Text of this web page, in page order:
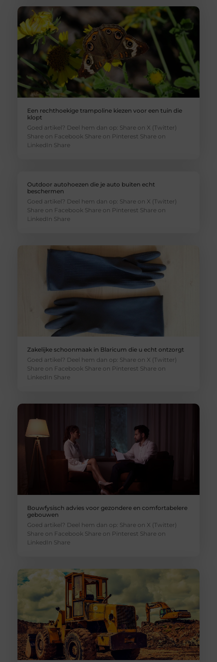
Een rechthoekige trampoline kiezen voor een tuin die
klopt
Goed artikel? Deel hem dan op: Share on X (Twitter)
Share on Facebook Share on Pinterest Share on
LinkedIn Share
Outdoor autohoezen die je auto buiten echt
beschermen
Goed artikel? Deel hem dan op: Share on X (Twitter)
Share on Facebook Share on Pinterest Share on
LinkedIn Share
Zakelijke schoonmaak in Blaricum die u echt ontzorgt
Goed artikel? Deel hem dan op: Share on X (Twitter)
Share on Facebook Share on Pinterest Share on
LinkedIn Share
Bouwfysisch advies voor gezondere en comfortabelere
gebouwen
Goed artikel? Deel hem dan op: Share on X (Twitter)
Share on Facebook Share on Pinterest Share on
LinkedIn Share